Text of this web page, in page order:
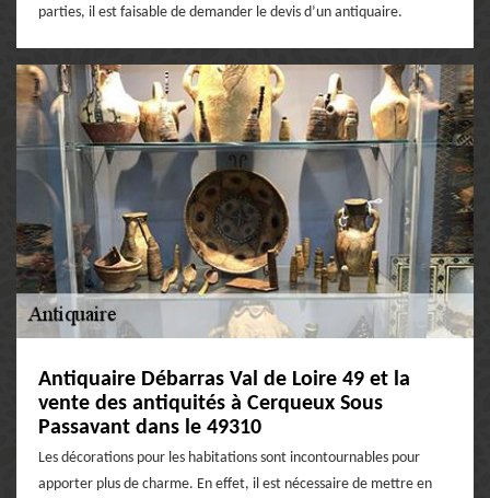
parties, il est faisable de demander le devis d’un antiquaire.
Antiquaire Débarras Val de Loire 49 et la
vente des antiquités à Cerqueux Sous
Passavant dans le 49310
Les décorations pour les habitations sont incontournables pour
apporter plus de charme. En effet, il est nécessaire de mettre en